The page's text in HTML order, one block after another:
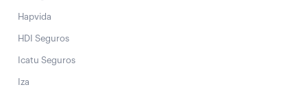
Hapvida
HDI Seguros
Icatu Seguros
Iza